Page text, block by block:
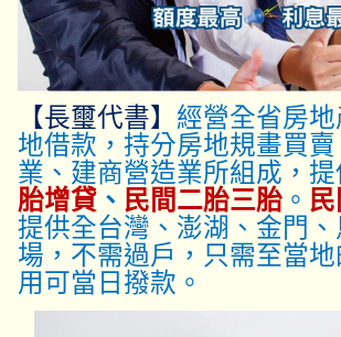
【長璽代書】 經營全省房
地借款，持分房地規畫買
業、建商營造業所組成，
胎增貸 、 民間二胎三胎 。
提供全台灣、澎湖、金門
場，不需過戶，只需至當
用可當日撥款。